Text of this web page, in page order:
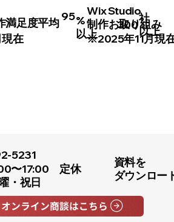
在
満足度平均
95%
以上
Wix Studio
制作お取り組み
※2025年11月現
300社
以上
5231
〜17:00 定休
・祝日
資料を
ダウンロー
ンライン商談はこちら